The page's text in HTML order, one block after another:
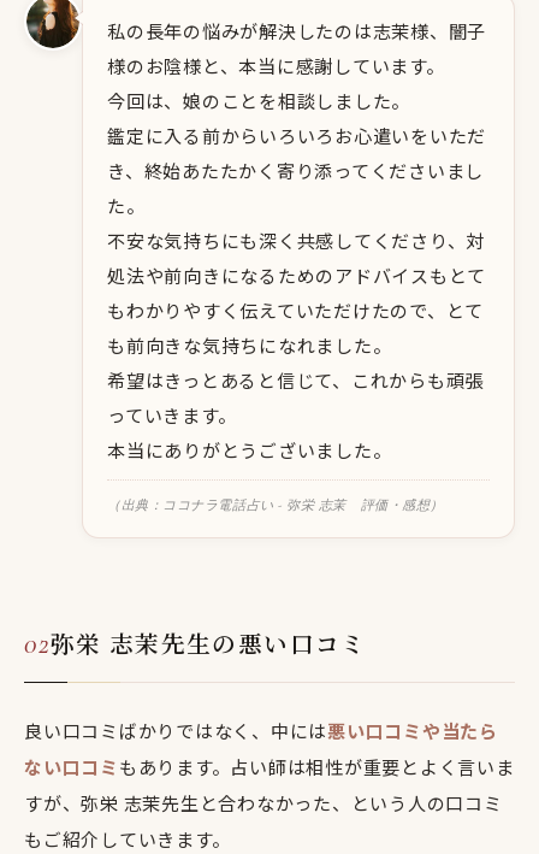
私の長年の悩みが解決したのは志茉様、闇子
様のお陰様と、本当に感謝しています。
今回は、娘のことを相談しました。
鑑定に入る前からいろいろお心遣いをいただ
き、終始あたたかく寄り添ってくださいまし
た。
不安な気持ちにも深く共感してくださり、対
処法や前向きになるためのアドバイスもとて
もわかりやすく伝えていただけたので、とて
も前向きな気持ちになれました。
希望はきっとあると信じて、これからも頑張
っていきます。
本当にありがとうございました。
（出典：ココナラ電話占い - 弥栄 志茉 評価・感想）
弥栄 志茉先生の悪い口コミ
良い口コミばかりではなく、中には悪い口コミや当たら
ない口コミもあります。占い師は相性が重要とよく言いま
すが、弥栄 志茉先生と合わなかった、という人の口コミ
もご紹介していきます。